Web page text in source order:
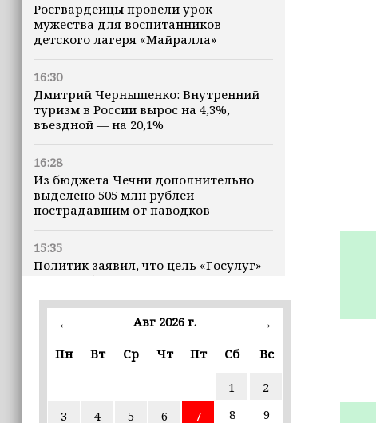
Росгвардейцы провели урок
мужества для воспитанников
детского лагеря «Майралла»
16:30
Дмитрий Чернышенко: Внутренний
туризм в России вырос на 4,3%,
въездной — на 20,1%
16:28
Из бюджета Чечни дополнительно
выделено 505 млн рублей
пострадавшим от паводков
15:35
Политик заявил, что цель «Госулуг»
— стать большой
Избирательные участки Шатоя
готовы к приёму голосов
15:02
← Авг 2026 г.
→
Пн
Вт Ср Чт Пт Сб Вс
1
2
3
4 5 6 7 8
9